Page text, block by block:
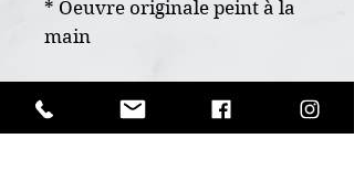
* Oeuvre originale peint à la
main
haut calibre, grain fin
POLITIQUE D'ÉCHANGE ET
DE REMBOURSEMENT